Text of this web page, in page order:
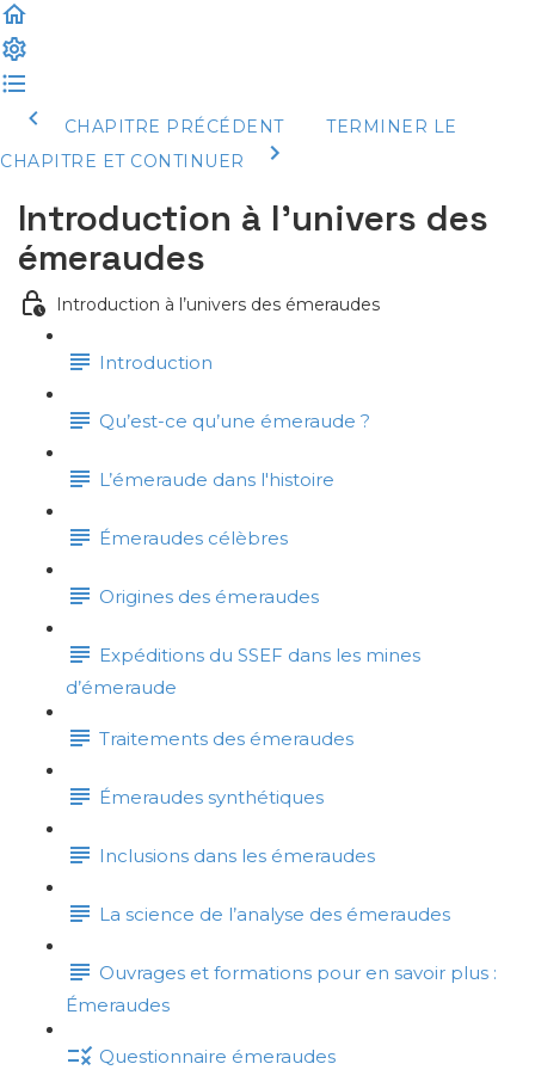
CHAPITRE PRÉCÉDENT
TERMINER LE
CHAPITRE ET CONTINUER
Introduction à l’univers des
émeraudes
Introduction à l’univers des émeraudes
Introduction
Qu’est-ce qu’une émeraude ?
L’émeraude dans l'histoire
Émeraudes célèbres
Origines des émeraudes
Expéditions du SSEF dans les mines
d’émeraude
Traitements des émeraudes
Émeraudes synthétiques
Inclusions dans les émeraudes
La science de l’analyse des émeraudes
Ouvrages et formations pour en savoir plus :
Émeraudes
Questionnaire émeraudes